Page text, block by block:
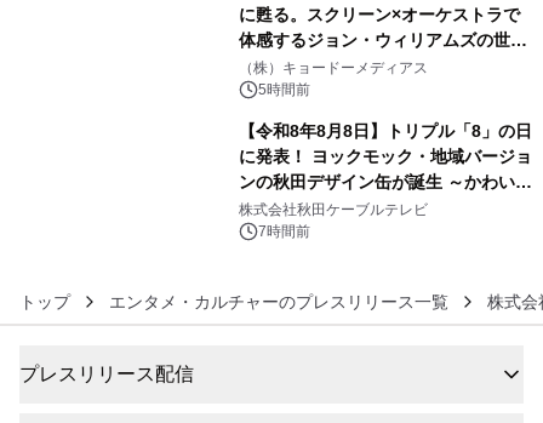
に甦る。スクリーン×オーケストラで
体感するジョン・ウィリアムズの世
界。ジョン・ウィリアムズ：シネマ・
スペクタキュラー・コンサート 開催決
（株）キョードーメディアス
5時間前
【令和8年8月8日】トリプル「8」の日
に発表！ ヨックモック・地域バージョ
ンの秋田デザイン缶が誕生 ～かわいい
秋田犬の子犬と秋田の四季と名所を巡
るパッケージ～ 9月1日(火)秋田県内で
株式会社秋田ケーブルテレビ
7時間前
トップ エンタメ・カルチャーのプレスリリース一覧 株式会
プレスリリース配信